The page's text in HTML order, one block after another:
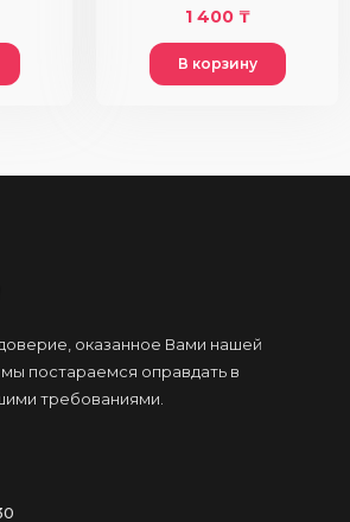
1 400 ₸
В корзину
оказанное Вами нашей
постараемся оправдать в
требованиями.